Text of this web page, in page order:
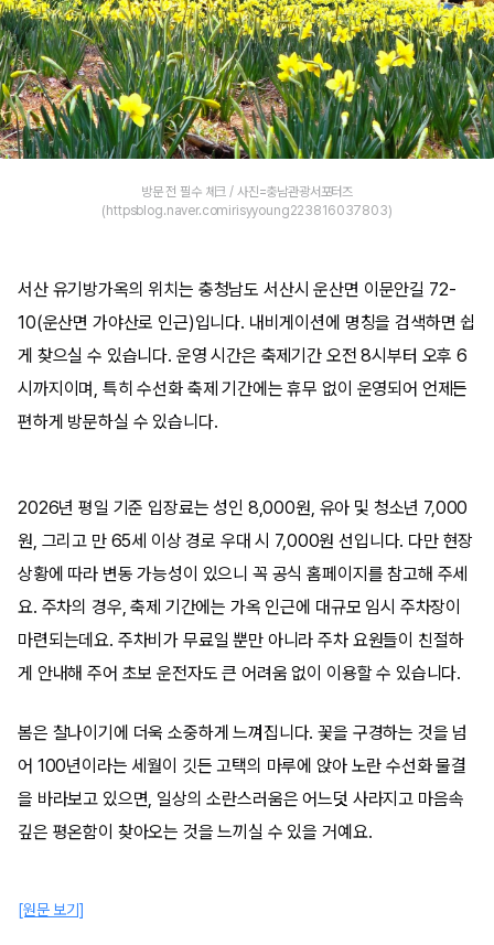
방문 전 필수 체크 / 사진=충남관광서포터즈
(httpsblog.naver.comirisyyoung223816037803)
서산 유기방가옥의 위치는 충청남도 서산시 운산면 이문안길 72-
10(운산면 가야산로 인근)입니다. 내비게이션에 명칭을 검색하면 쉽
게 찾으실 수 있습니다. 운영 시간은 축제기간 오전 8시부터 오후 6
시까지이며, 특히 수선화 축제 기간에는 휴무 없이 운영되어 언제든
편하게 방문하실 수 있습니다.
2026년 평일 기준 입장료는 성인 8,000원, 유아 및 청소년 7,000
원, 그리고 만 65세 이상 경로 우대 시 7,000원 선입니다. 다만 현장
상황에 따라 변동 가능성이 있으니 꼭 공식 홈페이지를 참고해 주세
요. 주차의 경우, 축제 기간에는 가옥 인근에 대규모 임시 주차장이
마련되는데요. 주차비가 무료일 뿐만 아니라 주차 요원들이 친절하
게 안내해 주어 초보 운전자도 큰 어려움 없이 이용할 수 있습니다.
봄은 찰나이기에 더욱 소중하게 느껴집니다. 꽃을 구경하는 것을 넘
어 100년이라는 세월이 깃든 고택의 마루에 앉아 노란 수선화 물결
을 바라보고 있으면, 일상의 소란스러움은 어느덧 사라지고 마음속
깊은 평온함이 찾아오는 것을 느끼실 수 있을 거예요.
[원문 보기]